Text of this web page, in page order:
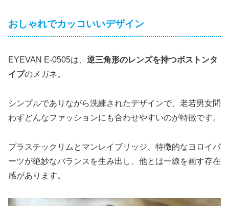
おしゃれでカッコいいデザイン
EYEVAN E-0505は、 逆三角形のレンズを持つボストンタ
イプのメガネ。
シンプルでありながら洗練されたデザインで、老若男女問
わずどんなファッションにも合わせやすいのが特徴です。
プラスチックリムとマンレイブリッジ、特徴的なヨロイパ
ーツが絶妙なバランスを生み出し、他とは一線を画す存在
感があります。